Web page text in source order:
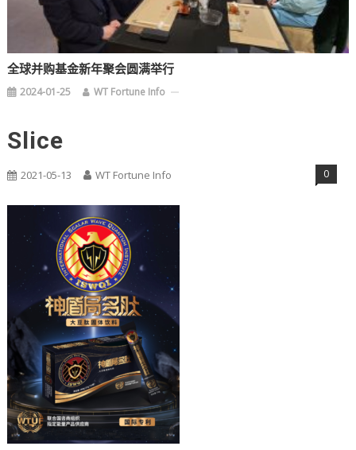
全球并购基金新年聚会圆满举行
2024-01-25 WT Fortune Info
Slice
2021-05-13 WT Fortune Info 0